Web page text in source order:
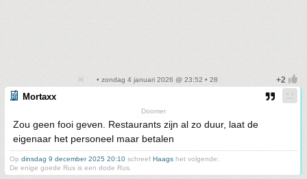
• zondag 4 januari 2026 @ 23:52 • 28
Mortaxx
Doomer
Zou geen fooi geven. Restaurants zijn al zo duur, laat de
eigenaar het personeel maar betalen
Op dinsdag 9 december 2025 20:10 schreef Haags het volgende:
De enige goede Rus is een dode Rus.